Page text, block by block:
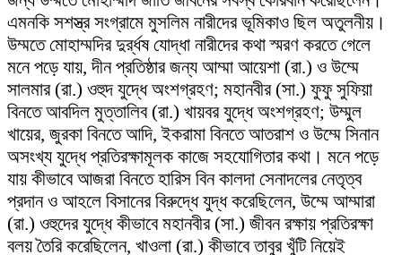
এমনকি সশস্ত্র সংগ্রামে মুসলিম নারীদের ভূমিকাও ছিল অতুলনীয়।
উম্মতে মোহাম্মদির দুর্র্ধষ যোদ্ধা নারীদের কথা স্মরণ করতে গেলে
মনে পড়ে যায়, দীন প্রতিষ্ঠার জন্য আম্মা আয়েশা (রা.) ও উম্মে
সালমার (রা.) ওহুদ যুদ্ধে অংশগ্রহণ; মহানবীর (সা.) ফুফু সুফিয়া
বিনতে আবদিল মুত্তালিব (রা.) খায়বর যুদ্ধে অংশগ্রহণ; উম্মুল
খায়ের, জুরকা বিনতে আদি, ইকরামা বিনতে আতরাশ ও উম্মে সিনান
অসংখ্য যুদ্ধে প্রতিরক্ষামূলক কাজে সহযোগিতার কথা। মনে পড়ে
যায় কীভাবে আজরা বিনতে হারিস বিন কালদা সেনাদলের নেতৃত্ব
প্রদান ও আহলে বিসানের বিরুদ্ধে যুদ্ধ করেছিলেন, উম্মে আম্মারা
(রা.) ওহুদের যুদ্ধে কীভাবে মহানবীর (সা.) জীবন রক্ষায় প্রতিরক্ষা
বলয় তৈরি করেছিলেন, খাওলা (রা.) কীভাবে তাবুর খুঁটি নিয়েই